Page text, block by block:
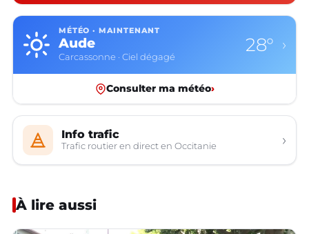
MÉTÉO · MAINTENANT
Aveyron
Rodez · Ciel dégagé
24° ›
Consulter ma météo›
Info trafic
Trafic routier en direct en Occitanie ›
À lire aussi